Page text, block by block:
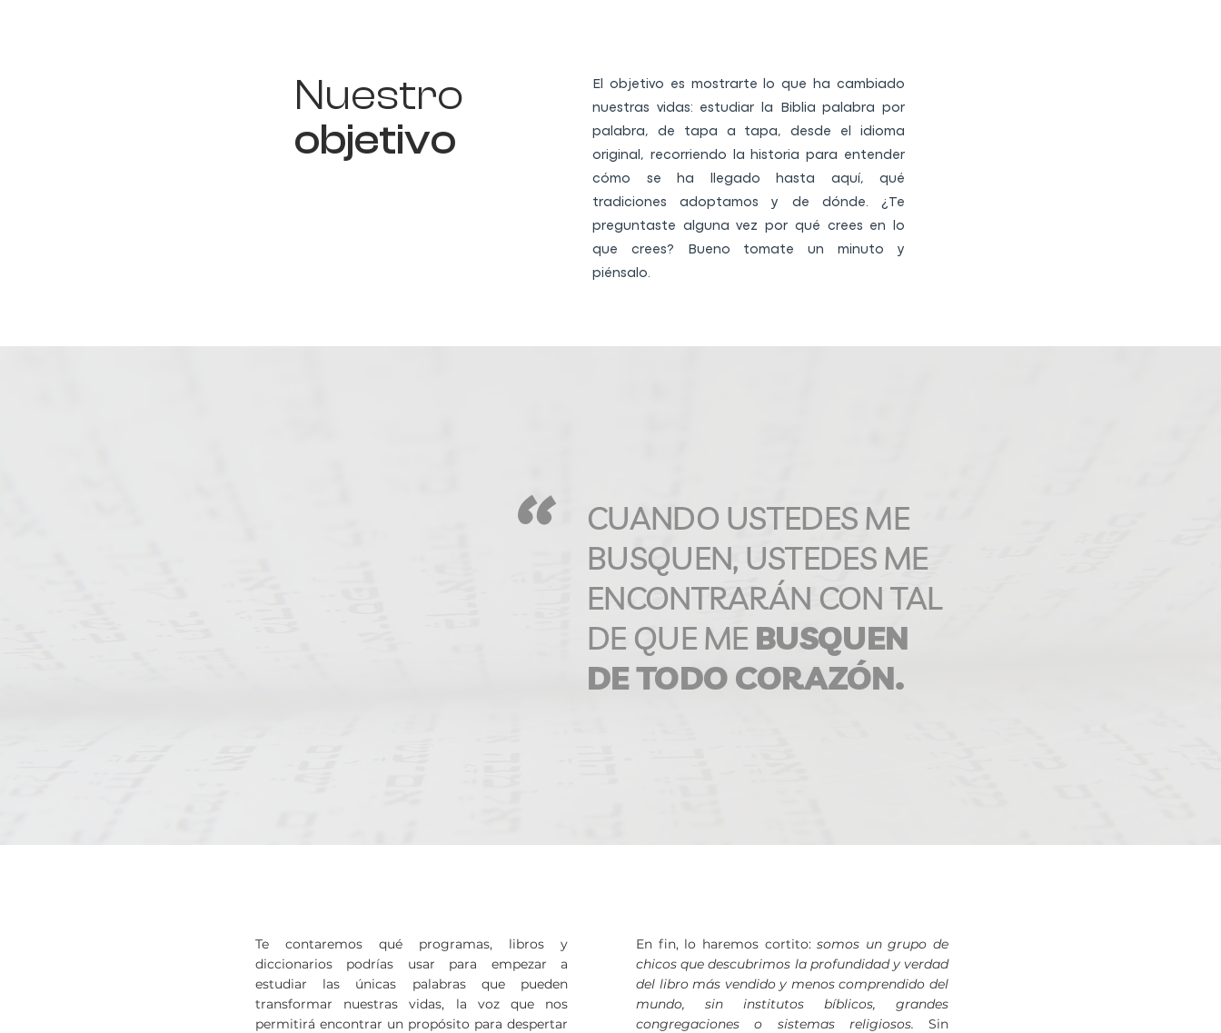
Nuestro
objetivo
El objetivo es mostrarte lo que ha cambiado
nuestras vidas: estudiar la Biblia palabra por
palabra, de tapa a tapa, desde el idioma
original, recorriendo la historia para entender
cómo se ha llegado hasta aquí, qué
tradiciones adoptamos y de dónde. ¿Te
preguntaste alguna vez por qué crees en lo
que crees? Bueno tomate un minuto y
piénsalo.
"
CUANDO USTEDES ME
BUSQUEN, USTEDES ME
ENCONTRARÁN CON TAL
DE QUE ME BUSQUEN
DE TODO CORAZÓN.
Te contaremos qué programas, libros y
diccionarios podrías usar para empezar a
estudiar las únicas palabras que pueden
transformar nuestras vidas, la voz que nos
permitirá encontrar un propósito para despertar
En fin, lo haremos cortito:somos un grupo de
chicos que descubrimos la profundidad y verdad
del libro más vendido y menos comprendido del
mundo, sin institutos bíblicos, grandes
congregaciones o sistemas religiosos. Sin